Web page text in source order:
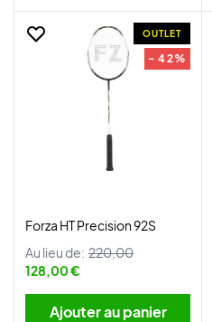
OUTLET
- 42%
Forza HT Precision 92S
Au lieu de: 220,00
128,00 €
Ajouter au panier